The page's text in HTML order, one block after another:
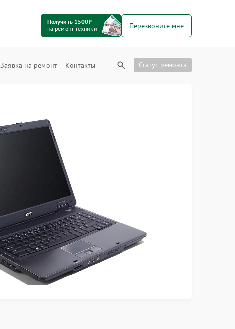
Получить 1500₽
на ремонт техники
Перезвоните мне
Заявка на ремонт Контакты Статус ремонта